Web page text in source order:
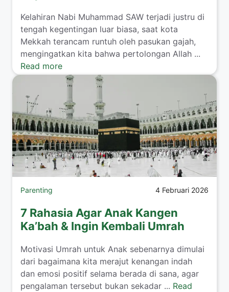
​Kelahiran Nabi Muhammad SAW terjadi justru di
tengah kegentingan luar biasa, saat kota
Mekkah terancam runtuh oleh pasukan gajah,
mengingatkan kita bahwa pertolongan Allah ...
Read more
Parenting 4 Februari 2026
7 Rahasia Agar Anak Kangen
Ka’bah & Ingin Kembali Umrah
​Motivasi Umrah untuk Anak sebenarnya dimulai
dari bagaimana kita merajut kenangan indah
dan emosi positif selama berada di sana, agar
pengalaman tersebut bukan sekadar ... Read